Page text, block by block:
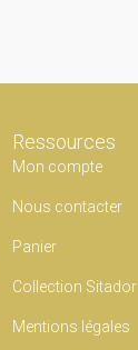
Ressources
Mon compte
Nous contacter
Panier
Collection Sitador
Mentions légales